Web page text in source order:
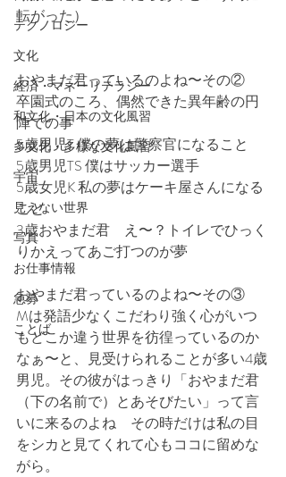
テクノロジー
文化
経済・マネーリテラシー
和文化・日本の文化風習
多文化・多様な文化風習
宇宙
見えない世界
写真
お仕事情報
急募
ことば
転がった）
おやまだ君っているのよね〜その②
卒園式のころ、偶然できた異年齢の円
陣での事
5歳男児T 僕の夢は警察官になること
5歳男児TS 僕はサッカー選手
5歳女児K 私の夢はケーキ屋さんになる
こと
3歳おやまだ君　え〜？トイレでひっく
りかえってあご打つのが夢
おやまだ君っているのよね〜その③
Mは発語少なくこだわり強く心がいつ
もどこか違う世界を彷徨っているのか
なぁ〜と、見受けられることが多い4歳
男児。その彼がはっきり「おやまだ君
（下の名前で）とあそびたい」って言
いに来るのよね　その時だけは私の目
をシカと見てくれて心もココに留めな
がら。